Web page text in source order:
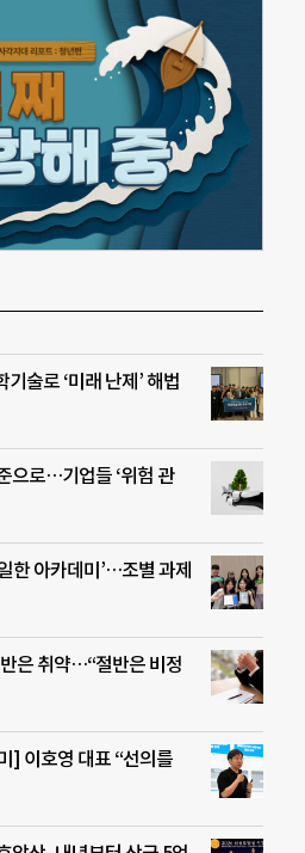
술로 ‘미래 난제’ 해법
으로…기업들 ‘위험 관
한 아카데미’…조별 과제
은 취약…“절반은 비정
] 이호영 대표 “선의를